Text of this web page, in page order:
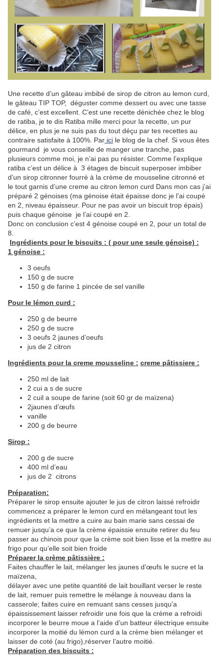
Une recette d’un gâteau imbibé de sirop de citron au lemon curd,
le gâteau TIP TOP, déguster comme dessert ou avec une tasse
de café, c’est excellent. C’est une recette dénichée chez le blog
de ratiba, je te dis Ratiba mille merci pour la recette, un pur
délice, en plus je ne suis pas du tout déçu par tes recettes au
contraire satisfaite à 100%. Par ici le blog de la chef. Si vous êtes
gourmand je vous conseille de manger une tranche, pas
plusieurs comme moi, je n’ai pas pu résister. Comme l’explique
ratiba c’est un délice à 3 étages de biscuit superposer imbiber
d’un sirop citronner fourré à la crème de mousseline citronné et
le tout garnis d’une creme au citron lemon curd Dans mon cas j’ai
préparé 2 génoises (ma génoise était épaisse donc je l’ai coupé
en 2, niveau épaisseur. Pour ne pas avoir un biscuit trop épais)
puis chaque génoise je l’ai coupé en 2.
Donc on conclusion c’est 4 génoise coupé en 2, pour un total de
8.
Ingrédients pour le biscuits : ( pour une seule génoise) :
1 génoise :
3 oeufs
150 g de sucre
150 g de farine 1 pincée de sel vanille
Pour le lémon curd :
250 g de beurre
250 g de sucre
3 oeufs 2 jaunes d’oeufs
jus de 2 citron
Ingrédients pour la creme mousseline : creme pâtissiere :
250 ml de lait
2 cui a s de sucre
2 cuil a soupe de farine (soit 60 gr de maïzena)
2jaunes d’œufs
vanille
200 g de beurre
Sirop :
200 g de sucre
400 ml d’eau
jus de 2 citrons
Préparation:
Préparer le sirop ensuite ajouter le jus de citron laissé refroidir
commencez a préparer le lemon curd en mélangeant tout les
ingrédients et la mettre a cuire au bain marie sans cessai de
remuer jusqu’a ce que la crème épaissie ensuite retirer du feu
passer au chinois pour que la crème soit bien lisse et la mettre au
frigo pour qu’elle soit bien froide
Préparer la crème pâtissière :
Faites chauffer le lait, mélanger les jaunes d’œufs le sucre et la
maïzena,
délayer avec une petite quantité de lait bouillant verser le reste
de lait, remuer puis remettre le mélange à nouveau dans la
casserole; faites cuire en remuant sans cesses jusqu'a
épaississement laisser refroidir une fois que la crème a refroidi
incorporer le beurre moue a l’aide d’un batteur électrique ensuite
incorporer la moitié du lémon curd a la crème bien mélanger et
laisser de coté (au frigo),réserver l’autre moitié.
Préparation des biscuits :